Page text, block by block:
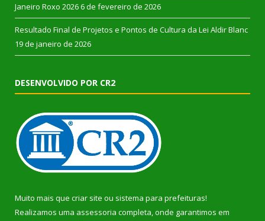
Janeiro Roxo 2026 6 de fevereiro de 2026
Resultado Final de Projetos e Pontos de Cultura da Lei Aldir Blanc
19 de janeiro de 2026
DESENVOLVIDO POR CR2
Muito mais que criar site ou sistema para prefeituras!
Realizamos uma assessoria completa, onde garantimos em